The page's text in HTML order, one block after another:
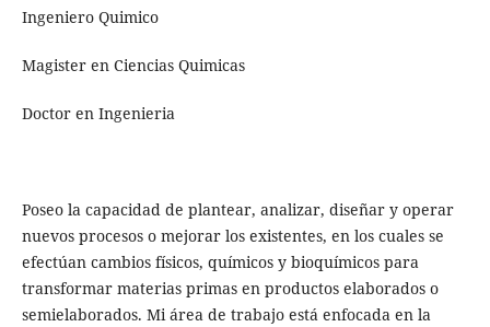
Ingeniero Quimico
Magister en Ciencias Quimicas
Doctor en Ingenieria
Poseo la capacidad de plantear, analizar, diseñar y operar
nuevos procesos o mejorar los existentes, en los cuales se
efectúan cambios físicos, químicos y bioquímicos para
transformar materias primas en productos elaborados o
semielaborados. Mi área de trabajo está enfocada en la